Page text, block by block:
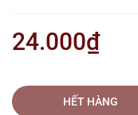
24.000₫
HẾT HÀNG